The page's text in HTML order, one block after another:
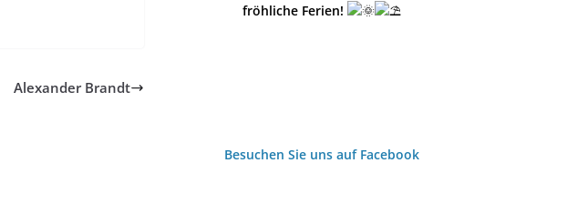
Alexander Brandt
fröhliche Ferien!
Besuchen Sie uns auf Facebook